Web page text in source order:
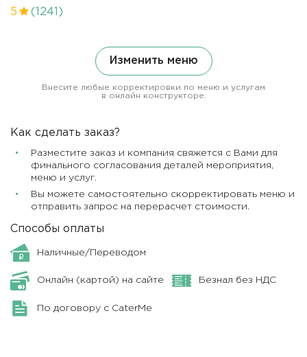
5 (1241)
Изменить меню
Внесите любые корректировки по меню и услугам
в онлайн конструкторе.
Как сделать заказ?
Разместите заказ и компания свяжется с Вами для
финального согласования деталей мероприятия,
меню и услуг.
Вы можете самостоятельно скорректировать меню и
отправить запрос на перерасчет стоимости.
Способы оплаты
Наличные/Переводом
Онлайн (картой) на сайте Безнал без НДС
По договору с CaterMe